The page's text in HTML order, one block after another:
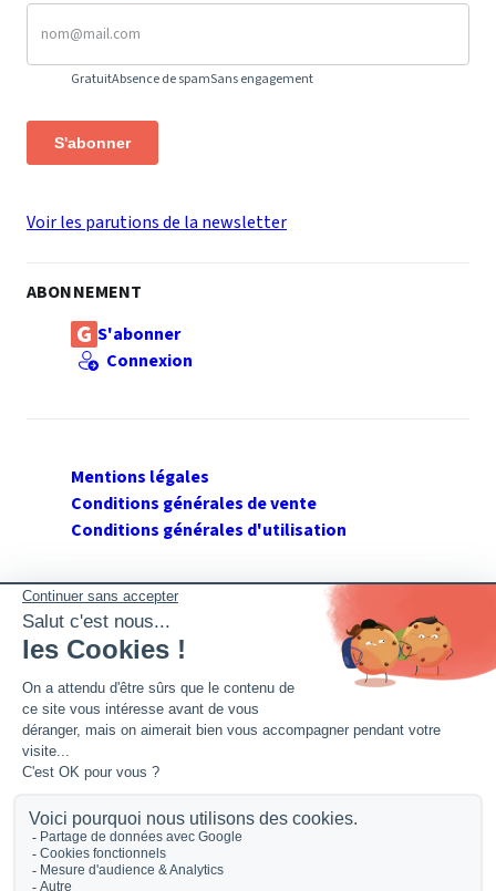
GratuitAbsence de spamSans engagement
S'abonner
Voir les parutions de la newsletter
ABONNEMENT
S'abonner
Connexion
Mentions légales
Conditions générales de vente
Conditions générales d'utilisation
SUIVEZ GERANT DE SARL
Twitter
Facebook